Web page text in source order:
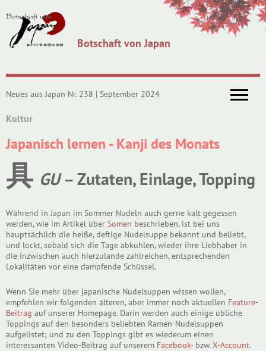
Botschaft von Japan
Neues aus Japan Nr. 238 | September 2024
Kultur
Japanisch lernen - Kanji des Monats
具 GU– Zutaten, Einlage, Topping
Während in Japan im Sommer Nudeln auch gerne kalt gegessen
werden, wie im Artikel über Somen beschrieben, ist bei uns
hauptsächlich die heiße, deftige Nudelsuppe bekannt und beliebt,
und lockt, sobald sich die Tage abkühlen, wieder ihre Liebhaber in
die inzwischen auch hierzulande zahlreichen, entsprechenden
Lokalitäten vor eine dampfende Schüssel.
Wenn Sie mehr über japanische Nudelsuppen wissen wollen,
empfehlen wir folgenden älteren, aber immer noch aktuellen Feature-
Beitrag auf unserer Homepage. Darin werden auch einige übliche
Toppings auf den besonders beliebten Ramen-Nudelsuppen
aufgelistet; und zu den Toppings gibt es wiederum einen
interessanten Video-Beitrag auf unserem Facebook-bzw. X-Account.